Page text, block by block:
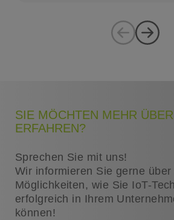
SIE MÖCHTEN MEHR
ERFAHREN?
Sprechen Sie mit uns!
Wir informieren Sie gerne über
Möglichkeiten, wie Sie IoT-
erfolgreich in Ihrem
können!